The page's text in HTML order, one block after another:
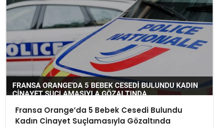
Fransa Orange’da 5 Bebek Cesedi Bulundu
Kadın Cinayet Suçlamasıyla Gözaltında